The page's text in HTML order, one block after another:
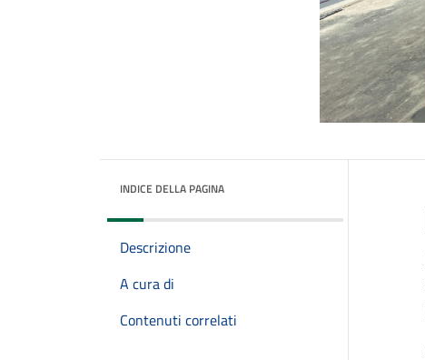
INDICE DELLA PAGINA
Descrizione
A cura di
Contenuti correlati